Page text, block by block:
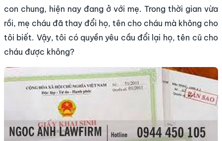
con chung, hiện nay đang ở với mẹ. Trong thời gian vừa
rồi, mẹ cháu đã thay đổi họ, tên cho cháu mà không cho
tôi biết. Vậy, tôi có quyền yêu cầu đổi lại họ, tên cũ cho
cháu được không?